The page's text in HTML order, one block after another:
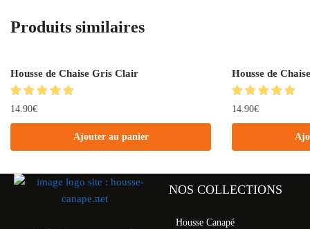
Produits similaires
Housse de Chaise Gris Clair
14.90€
Ajouter au panier
Housse de
14.90€
NOS COLLECTIONS
Housse Canapé